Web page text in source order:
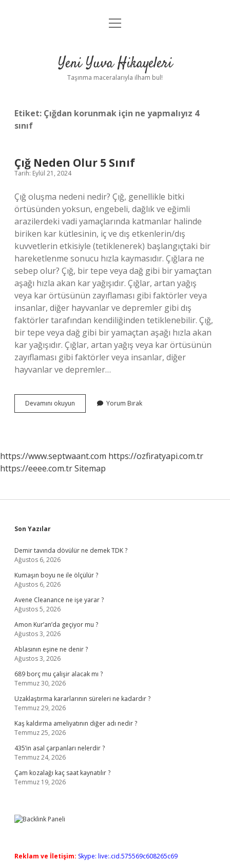
Anasayfa
Yasal Uyarı
menüyü
Yeni Yuva Hikayeleri
Taşınma maceralarıyla ilham bul!
Etiket: Çığdan korunmak için ne yapmalıyız 4
sınıf
Çığ Neden Olur 5 Sınıf
Tarih: Eylül 21, 2024
Çığ oluşma nedeni nedir? Çığ, genellikle bitki
örtüsünden yoksun, engebeli, dağlık ve eğimli
arazilerdeki vadi yamaçlarında katmanlar halinde
biriken kar kütlesinin, iç ve dış etkenlerin/dış
kuvvetlerin etkisiyle (tetiklenerek) başlangıçtaki bir
hareketlenme sonucu hızla kaymasıdır. Çığlara ne
sebep olur? Çığ, bir tepe veya dağ gibi bir yamaçtan
aşağı hızla akan kar yağışıdır. Çığlar, artan yağış
veya kar örtüsünün zayıflaması gibi faktörler veya
insanlar, diğer hayvanlar ve depremler gibi dış
faktörler tarafından kendiliğinden tetiklenebilir. Çığ,
bir tepe veya dağ gibi bir yamaçtan aşağı hızla akan
kar yağışıdır. Çığlar, artan yağış veya kar örtüsünün
zayıflaması gibi faktörler veya insanlar, diğer
hayvanlar ve depremler…
Devamını okuyun
Neden
Yorum Bırak
https://www.septwaant.com https://ozfiratyapi.com.tr
https://eeee.com.trSitemap
Sidebar
Son Yazılar
Demir tavında dövülür ne demek TDK ?
Ağustos 6, 2026
Kumaşın boyu ne ile ölçülür ?
Ağustos 6, 2026
Avene Cleanance ne işe yarar ?
Ağustos 5, 2026
Amon Kur’an’da geçiyor mu ?
Ağustos 3, 2026
Ablasının eşine ne denir ?
Ağustos 3, 2026
689 borç mu çalişir alacak mı ?
Temmuz 30, 2026
Uzaklaştırma kararlarının süreleri ne kadardır ?
Temmuz 29, 2026
Kaş kaldırma ameliyatının diğer adı nedir ?
Temmuz 25, 2026
435’in asal çarpanları nelerdir ?
Temmuz 24, 2026
Çam kozalağı kaç saat kaynatılır ?
Temmuz 19, 2026
Reklam ve İletişim: Skype: live:.cid.575569c608265c69